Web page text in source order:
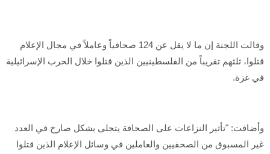
وقالت اللجنة إن ما لا يقل عن 124 صحافياً وعاملاً في مجال الإعلام
قتلوا، ثلثهم تقريباً من الفلسطينيين الذين قتلوا خلال الحرب الإسرائيلية
في غزة.
وأضافت: "تأثير النزاعات على الصحافة يتجلى بشكل صارخ في العدد
غير المسبوق من الصحفيين والعاملين في وسائل الإعلام الذين قتلوا